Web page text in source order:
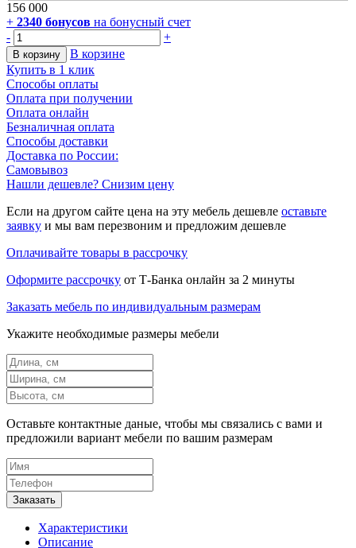
156 000
+ 2340 бонусов на бонусный счет
-
+
В корзину
В корзине
Купить в 1 клик
Способы оплаты
Оплата при получении
Оплата онлайн
Безналичная оплата
Способы доставки
Доставка по России:
Самовывоз
Нашли дешевле? Снизим цену
Если на другом сайте цена на эту мебель дешевле оставьте
заявку и мы вам перезвоним и предложим дешевле
Оплачивайте товары в рассрочку
Оформите рассрочку от Т-Банка онлайн за 2 минуты
Заказать мебель по индивидуальным размерам
Укажите необходимые размеры мебели
Оставьте контактные даные, чтобы мы связались с вами и
предложили вариант мебели по вашим размерам
Характеристики
Описание